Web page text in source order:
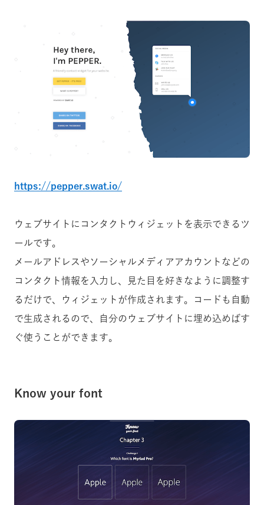
https://pepper.swat.io/
ウェブサイトにコンタクトウィジェットを表示できるツ
ールです。
メールアドレスやソーシャルメディアアカウントなどの
コンタクト情報を入力し、見た目を好きなように調整す
るだけで、ウィジェットが作成されます。コードも自動
で生成されるので、自分のウェブサイトに埋め込めばす
ぐ使うことができます。
Know your font